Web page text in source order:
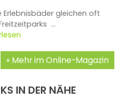
Erlebnisbäder gleichen oft
...
Mehr im Online-Magazin
IN DER NÄHE